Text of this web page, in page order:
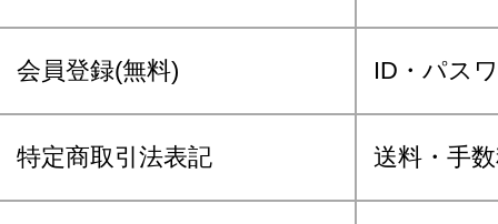
会員登録(無料) ID・パス
特定商取引法表記 送料・手